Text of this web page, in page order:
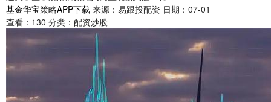
基金华宝策略APP下载 来源：易跟投配资 日期：07-01
查看： 130 分类： 配资炒股